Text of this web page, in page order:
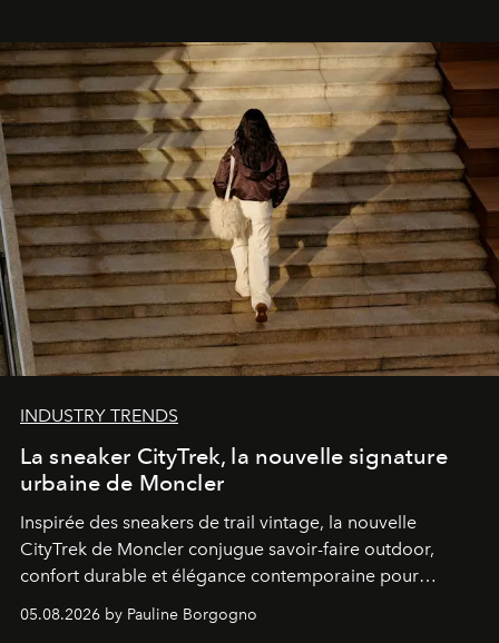
INDUSTRY TRENDS
La sneaker CityTrek, la nouvelle signature
urbaine de Moncler
Inspirée des sneakers de trail vintage, la nouvelle
CityTrek de Moncler conjugue savoir-faire outdoor,
confort durable et élégance contemporaine pour
accompagner les explorations du quotidien.
05.08.2026 by Pauline Borgogno